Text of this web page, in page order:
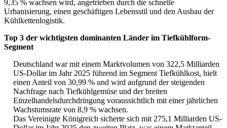
9,35 % wachsen wird, angetrieben durch die schnelle
Urbanisierung, einen geschäftigen Lebensstil und den Ausbau der
Kühlkettenlogistik.
Top 3 der wichtigsten dominanten Länder im Tiefkühlform-
Segment
Deutschland war mit einem Marktvolumen von 322,5 Milliarden
US-Dollar im Jahr 2025 führend im Segment Tiefkühlkost, hielt
einen Anteil von 30,99 % und wird aufgrund der steigenden
Nachfrage nach Tiefkühlgemüse und der breiten
Einzelhandelsdurchdringung voraussichtlich mit einer jährlichen
Wachstumsrate von 8,9 % wachsen.
Das Vereinigte Königreich sicherte sich mit 275,1 Milliarden US-